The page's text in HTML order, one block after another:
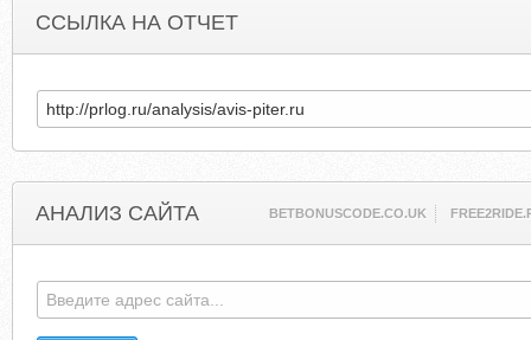
ССЫЛКА НА ОТЧЕТ
АНАЛИЗ САЙТА BETBONUSCODE.CO.UK